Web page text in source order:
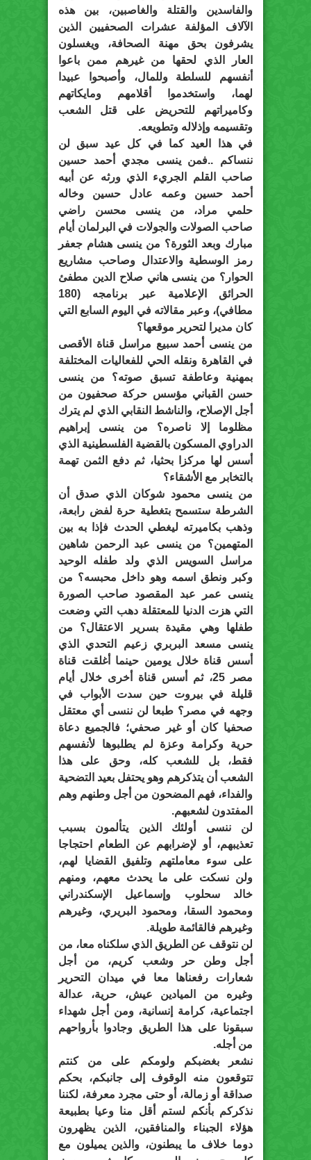
والفاسدين والقتلة والغاصبين، بين هذه
الآلاف المؤلفة عشرات الصحفيين الذين
يشرفون بحق مهنة الصحافة، ويغسلون
العار الذي لحقها من غيرهم ممن باعوا
أنفسهم للسلطة وللمال، وأصبحوا عبيدا
لهما، واستخدموا أقلامهم ومايكاتهم
وكاميراتهم للتحريض على قتل الشعب
وتقسيمه وإذلاله وتطويعه.
في هذا العيد كما في كل عيد سبق لن
ننساكم ..فمن ينسى مجدي أحمد حسين
صاحب القلم الجريء الذي ورثه عن أبيه
أحمد حسين وعمه عادل حسين وخاله
حلمي مراد، من ينسى محسن راضي
صاحب الصولات والجولات في البرلمان أيام
مبارك وبعد الثورة؟ من ينسى هشام جعفر
رمز الوسطية والاعتدال وصاحب مشاريع
الحوار؟ من ينسى هاني صلاح الدين مطفئ
الحرائق الإعلامية عبر برنامجه (180
مطافي)، وعبر مقالاته في اليوم السابع التي
كان مديرا لتحرير موقعها؟
من ينسى أحمد سبيع مراسل قناة الأقصى
في القاهرة ونقله الحي للفعاليات المختلفة
بمهنية وعاطفة تسبق صوته؟ من ينسى
حسن القباني مؤسس حركة صحفيون من
أجل الإصلاح، والناشط النقابي الذي لم يترك
مظلوما إلا ناصره؟ من ينسى إبراهيم
الدراوي المسكون بالقضية الفلسطينية الذي
أسس لها مركزا بحثيا، ثم دفع الثمن تهمة
بالتخابر مع الأشقاء؟
من ينسى محمود شوكان الذي صدق أن
الشرطة ستسمح بتغطية حرة لفض رابعة،
وذهب بكاميرته ليغطي الحدث فإذا به بين
المتهمين؟ من ينسى عبد الرحمن شاهين
مراسل السويس الذي ولد طفله الوحيد
وكبر ونطق اسمه وهو داخل محبسه؟ من
ينسى عمر عبد المقصود صاحب الصورة
التي هزت الدنيا للمعتقلة دهب التي وضعت
طفلها وهي مقيدة بسرير الاعتقال؟ من
ينسى مسعد البربري زعيم التحدي الذي
أسس قناة خلال يومين حينما أغلقت قناة
مصر 25، ثم أسس قناة أخرى خلال أيام
قليلة في بيروت حين سدت الأبواب في
وجهه في مصر؟ طبعا لن ننسى أي معتقل
صحفيا كان أو غير صحفي؛ فالجميع دعاة
حرية وكرامة وعزة لم يطلبوها لأنفسهم
فقط، بل للشعب كله، وحق على هذا
الشعب أن يتذكرهم وهو يحتفل بعيد التضحية
والفداء، فهم المضحون من أجل وطنهم وهم
المفتدون لشعبهم.
لن ننسى أولئك الذين يتألمون بسبب
تعذيبهم، أو لإضرابهم عن الطعام احتجاجا
على سوء معاملتهم وتلفيق القضايا لهم،
ولن نسكت على ما يحدث معهم، ومنهم
خالد سحلوب وإسماعيل الإسكندراني
ومحمود السقا، ومحمود البريري، وغيرهم
وغيرهم فالقائمة طويلة.
لن نتوقف عن الطريق الذي سلكناه معا، من
أجل وطن حر وشعب كريم، من أجل
شعارات رفعناها معا في ميدان التحرير
وغيره من الميادين عيش، حرية، عدالة
اجتماعية، كرامة إنسانية، ومن أجل شهداء
سبقونا على هذا الطريق وجادوا بأرواحهم
من أجله.
نشعر بغضبكم ولومكم على من كنتم
تتوقعون منه الوقوف إلى جانبكم، بحكم
صداقة أو زمالة، أو حتى مجرد معرفة، لكننا
نذكركم بأنكم لستم أقل منا وعيا بطبيعة
هؤلاء الجبناء والمنافقين، الذين يظهرون
دوما خلاف ما يبطنون، والذين يميلون مع